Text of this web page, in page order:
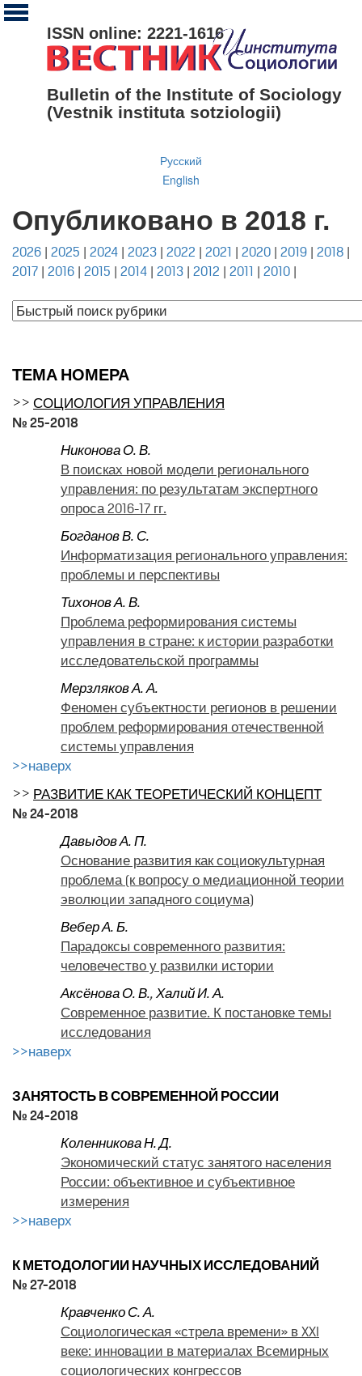
ISSN online: 2221-1616
Bulletin of the Institute of Sociology
(Vestnik instituta sotziologii)
Русский
English
Опубликовано в 2018 г.
2026 | 2025 | 2024 | 2023 | 2022 | 2021 | 2020 | 2019 | 2018 |
2017 | 2016 | 2015 | 2014 | 2013 | 2012 | 2011 | 2010 |
ТЕМА НОМЕРА
>> СОЦИОЛОГИЯ УПРАВЛЕНИЯ
№ 25-2018
Никонова О. В.
В поисках новой модели регионального
управления: по результатам экспертного
опроса 2016-17 гг.
Богданов В. С.
Информатизация регионального управления:
проблемы и перспективы
Тихонов А. В.
Проблема реформирования системы
управления в стране: к истории разработки
исследовательской программы
Мерзляков А. А.
Феномен субъектности регионов в решении
проблем реформирования отечественной
системы управления
>>наверх
>> РАЗВИТИЕ КАК ТЕОРЕТИЧЕСКИЙ КОНЦЕПТ
№ 24-2018
Давыдов А. П.
Основание развития как социокультурная
проблема (к вопросу о медиационной теории
эволюции западного социума)
Вебер А. Б.
Парадоксы современного развития:
человечество у развилки истории
Аксёнова О. В.,Халий И. А.
Современное развитие. К постановке темы
исследования
>>наверх
ЗАНЯТОСТЬ В СОВРЕМЕННОЙ РОССИИ
№ 24-2018
Коленникова Н. Д.
Экономический статус занятого населения
России: объективное и субъективное
измерения
>>наверх
К МЕТОДОЛОГИИ НАУЧНЫХ ИССЛЕДОВАНИЙ
№ 27-2018
Кравченко С. А.
Социологическая «стрела времени» в XXI
веке: инновации в материалах Всемирных
социологических конгрессов